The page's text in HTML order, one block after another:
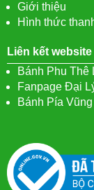
Giới thiệu
Hình thức
Liên kết website
Bánh Phu Thê
Fanpage Đại
Bánh Pía